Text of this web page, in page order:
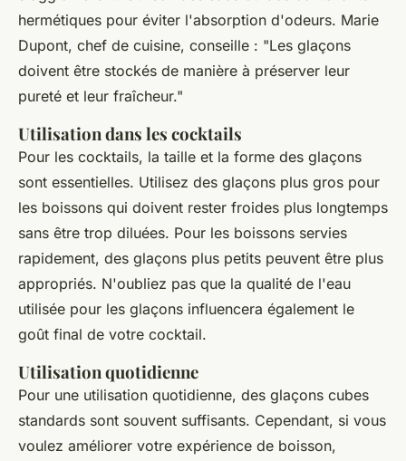
hermétiques pour éviter l'absorption d'odeurs. Marie
Dupont, chef de cuisine, conseille : "Les glaçons
doivent être stockés de manière à préserver leur
pureté et leur fraîcheur."
Utilisation dans les cocktails
Pour les cocktails, la taille et la forme des glaçons
sont essentielles. Utilisez des glaçons plus gros pour
les boissons qui doivent rester froides plus longtemps
sans être trop diluées. Pour les boissons servies
rapidement, des glaçons plus petits peuvent être plus
appropriés. N'oubliez pas que la qualité de l'eau
utilisée pour les glaçons influencera également le
goût final de votre cocktail.
Utilisation quotidienne
Pour une utilisation quotidienne, des glaçons cubes
standards sont souvent suffisants. Cependant, si vous
voulez améliorer votre expérience de boisson,